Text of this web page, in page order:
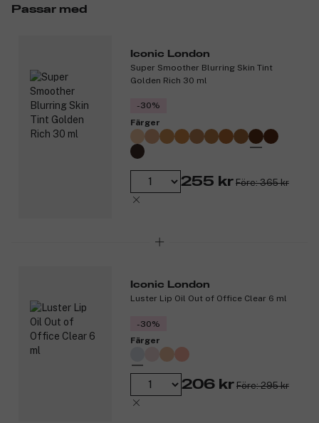
Passar med
Iconic London
Super Smoother Blurring Skin Tint
Golden Rich 30 ml
-30%
Färger
255 kr Före: 365 kr
Iconic London
Luster Lip Oil Out of Office Clear 6 ml
-30%
Färger
206 kr Före: 295 kr